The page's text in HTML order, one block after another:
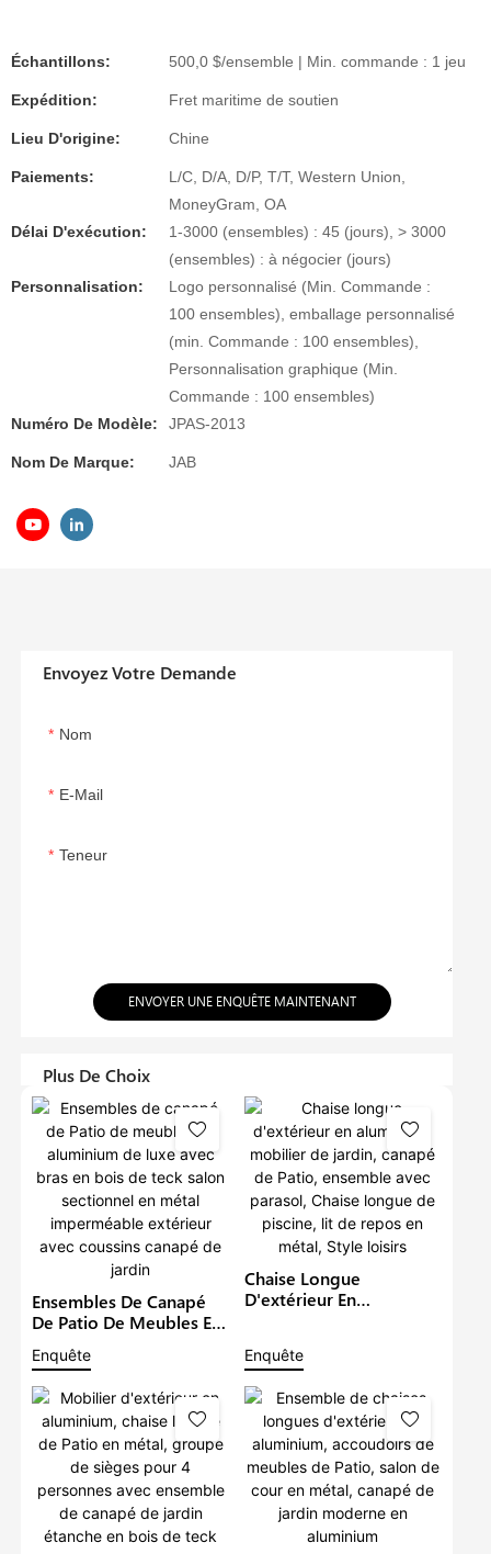
Échantillons: 500,0 $/ensemble | Min. commande : 1 jeu
Expédition: Fret maritime de soutien
Lieu D'origine: Chine
Paiements:
L/C, D/A, D/P, T/T, Western Union,
MoneyGram, OA
Délai D'exécution:
1-3000 (ensembles) : 45 (jours), > 3000
(ensembles) : à négocier (jours)
Personnalisation:
Logo personnalisé (Min. Commande :
100 ensembles), emballage personnalisé
(min. Commande : 100 ensembles),
Personnalisation graphique (Min.
Commande : 100 ensembles)
Numéro De Modèle:
JPAS-2013
Nom De Marque: JAB
Envoyez Votre Demande
Nom
E-Mail
Teneur
ENVOYER UNE ENQUÊTE MAINTENANT
Plus De Choix
Ensembles De Canapé
De Patio De Meubles En
Aluminium De Luxe Avec
Bras En Bois De Teck
Salon Sectionnel En
Métal Imperméable
Extérieur Avec Coussins
Canapé De Jardin
Enquête
Chaise Longue
D'extérieur En
Ensemble Avec Parasol,
Chaise Longue De
Piscine, Lit De Repos En
Métal, Style Loisirs
Enquête